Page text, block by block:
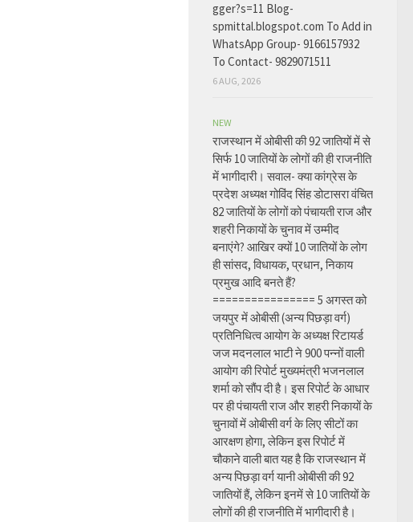
gger?s=11 Blog-
spmittal.blogspot.com To Add in
WhatsApp Group- 9166157932
To Contact- 9829071511
6 AUG, 2026
NEW
राजस्थान में ओबीसी की 92 जातियों में से
सिर्फ 10 जातियों के लोगों की ही राजनीति
में भागीदारी। सवाल- क्या कांग्रेस के
प्रदेश अध्यक्ष गोविंद सिंह डोटासरा वंचित
82 जातियों के लोगों को पंचायती राज और
शहरी निकायों के चुनाव में उम्मीद
बनाएंगे? आखिर क्यों 10 जातियों के लोग
ही सांसद, विधायक, प्रधान, निकाय
प्रमुख आदि बनते हैं?
================ 5 अगस्त को
जयपुर में ओबीसी (अन्य पिछड़ा वर्ग)
प्रतिनिधित्व आयोग के अध्यक्ष रिटायर्ड
जज मदनलाल भाटी ने 900 पन्नों वाली
आयोग की रिपोर्ट मुख्यमंत्री भजनलाल
शर्मा को सौंप दी है। इस रिपोर्ट के आधार
पर ही पंचायती राज और शहरी निकायों के
चुनावों में ओबीसी वर्ग के लिए सीटों का
आरक्षण होगा, लेकिन इस रिपोर्ट में
चौकाने वाली बात यह है कि राजस्थान में
अन्य पिछड़ा वर्ग यानी ओबीसी की 92
जातियों हैं, लेकिन इनमें से 10 जातियों के
लोगों की ही राजनीति में भागीदारी है।